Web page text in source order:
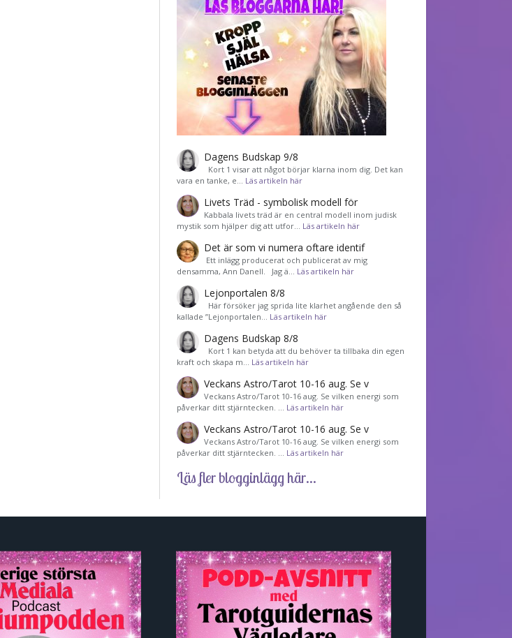
Dagens Budskap 9/8
Kort 1 visar att något börjar klarna inom dig. Det kan
vara en tanke, e… Läs artikeln här
Livets Träd - symbolisk modell för
Kabbala livets träd är en central modell inom judisk
mystik som hjälper dig att utfor… Läs artikeln här
Det är som vi numera oftare identif
͏ Ett inlägg producerat och publicerat av mig
densamma, Ann Danell. Jag ä… Läs artikeln här
Lejonportalen 8/8
Här försöker jag sprida lite klarhet angående den så
kallade ”Lejonportalen… Läs artikeln här
Dagens Budskap 8/8
Kort 1 kan betyda att du behöver ta tillbaka din egen
kraft och skapa m… Läs artikeln här
Veckans Astro/Tarot 10-16 aug. Se v
Veckans Astro/Tarot 10-16 aug. Se vilken energi som
påverkar ditt stjärntecken. … Läs artikeln här
Veckans Astro/Tarot 10-16 aug. Se v
Veckans Astro/Tarot 10-16 aug. Se vilken energi som
påverkar ditt stjärntecken. … Läs artikeln här
Läs fler blogginlägg här...